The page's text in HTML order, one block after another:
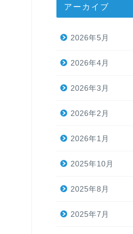
アーカイブ
2026年5月
2026年4月
2026年3月
2026年2月
2026年1月
2025年10月
2025年8月
2025年7月